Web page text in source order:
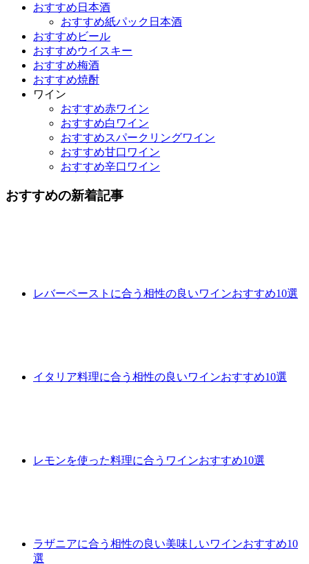
おすすめ日本酒
おすすめ紙パック日本酒
おすすめビール
おすすめウイスキー
おすすめ梅酒
おすすめ焼酎
ワイン
おすすめ赤ワイン
おすすめ白ワイン
おすすめスパークリングワイン
おすすめ甘口ワイン
おすすめ辛口ワイン
おすすめの新着記事
レバーペーストに合う相性の良いワインおすすめ10選
イタリア料理に合う相性の良いワインおすすめ10選
レモンを使った料理に合うワインおすすめ10選
ラザニアに合う相性の良い美味しいワインおすすめ10
選